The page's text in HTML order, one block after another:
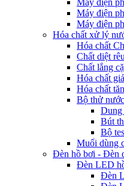
Máy điện
Máy điện
Máy điện
Hóa chất xử lý
Hóa chất
Chất diệt
Chất lắng
Hóa chất
Hóa chất
Bộ thử
Dung
Bút
Bộ
Muối dùng
Đèn hồ bơi - Đèn
Đèn LED
Đèn